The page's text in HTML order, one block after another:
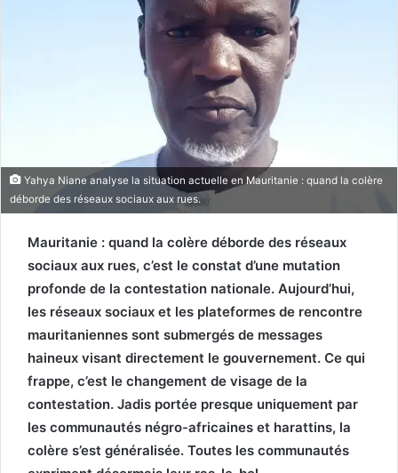
Yahya Niane analyse la situation actuelle en Mauritanie : quand la colère
déborde des réseaux sociaux aux rues.
Mauritanie : quand la colère déborde des réseaux
sociaux aux rues, c’est le constat d’une mutation
profonde de la contestation nationale. Aujourd’hui,
les réseaux sociaux et les plateformes de rencontre
mauritaniennes sont submergés de messages
haineux visant directement le gouvernement. Ce qui
frappe, c’est le changement de visage de la
contestation. Jadis portée presque uniquement par
les communautés négro-africaines et harattins, la
colère s’est généralisée. Toutes les communautés